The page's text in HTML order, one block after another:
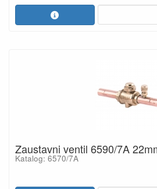
Zaustavni ventil 6590/7A
Katalog: 6570/7A